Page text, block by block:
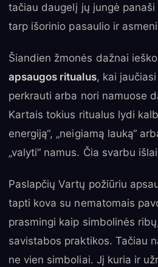
tačiau daugelį jų jungė
tarp išorinio pasaulio ir
Šiandien žmonės dažnai
apsaugos ritualus, kai
perkrauti arba nori namuose
Kartais tokius ritualus lydi
energiją“, „neigiamą lauką“
„valyti“ namus. Čia svarbu
Paslapčių Vartų požiūriu
tapti kova su nematomais
prasmingi kaip simbolinės
savistabos praktikos. Tačiau
ne vien simboliai. Jį kuria ir